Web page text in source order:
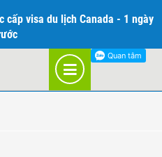
VỀ VISA
TIN VỀ VISA
cấp visa du lịch Canada - 1 ngày